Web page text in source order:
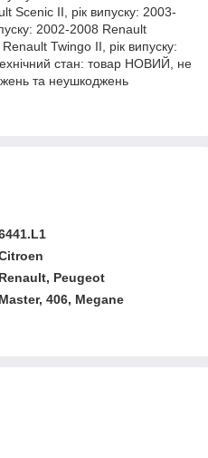
Scenic II, рік випуску: 2003-
2002-2008 Renault
Twingo II, рік випуску:
стан: товар НОВИЙ, не
та неушкоджень
Renault, Peugeot
Master, 406, Megane